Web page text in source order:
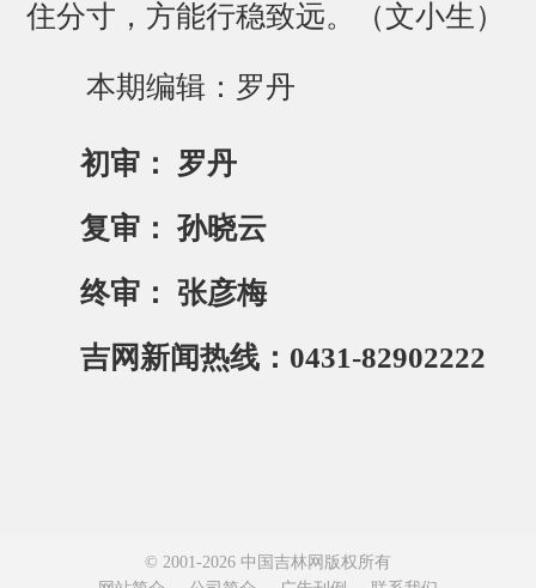
住分寸，方能行稳致远。（文小生）
本期编辑：罗丹
初审： 罗丹
复审： 孙晓云
终审： 张彦梅
吉网新闻热线：0431-82902222